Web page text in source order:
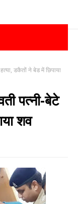
डकैतों ने बेड में छिपाया
पत्नी-बेटे
शव